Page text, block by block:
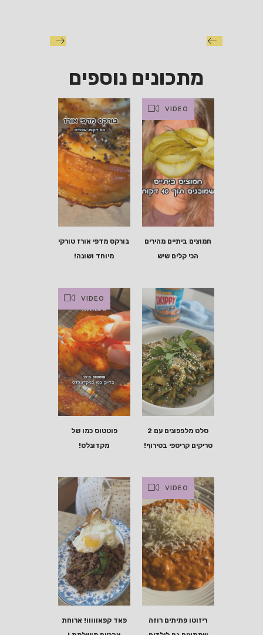
מתכונים נוספים
בורקס מדפי אורז טורקי
מיוחד ושונה!
VIDEO
חמוצים ביתיים מהירים
הכי קלים שיש
VIDEO
פוטטוס כמו של
מקדונלס!
סלט מלפפונים עם 2
טריקים קריספי בטירוף!
פאד קפאווווו! ארוחת
VIDEO
ריזוטו פתיתים רוזה